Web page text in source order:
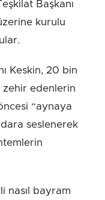
Başkanı
kurulu
Keskin, 20 bin
zehir edenlerin
“aynaya
seslenerek
nasıl bayram